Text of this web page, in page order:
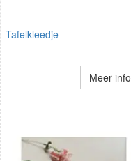
Tafelkleedje
Meer info